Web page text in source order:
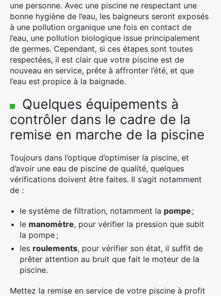
une personne. Avec une piscine ne respectant une
bonne hygiène de l’eau, les baigneurs seront exposés
à une pollution organique une fois en contact de
l’eau, une pollution biologique issue principalement
de germes. Cependant, si ces étapes sont toutes
respectées, il est clair que votre piscine est de
nouveau en service, prête à affronter l’été, et que
l’eau est propice à la baignade.
Quelques équipements à
contrôler dans le cadre de la
remise en marche de la piscine
Toujours dans l’optique d’optimiser la piscine, et
d’avoir une eau de piscine de qualité, quelques
vérifications doivent être faites. Il s’agit notamment
de :
le système de filtration, notamment la pompe ;
le manomètre, pour vérifier la pression que subit
la pompe ;
les roulements, pour vérifier son état, il suffit de
prêter attention au bruit que fait le moteur de la
piscine.
Mettez la remise en service de votre piscine à profit